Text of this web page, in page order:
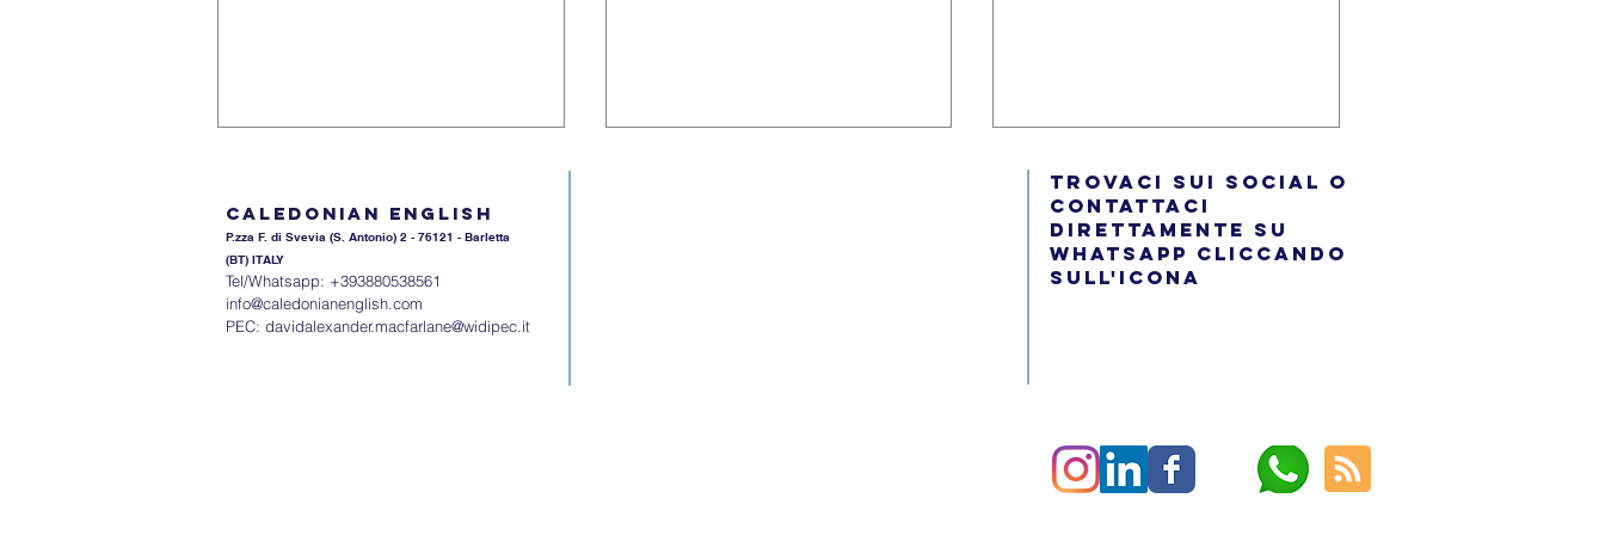
lo stress delle sillabe
parole inglese
Caledonian English
P.zza F. di Svevia (S. Antonio) 2 - 76121 - Barletta
(BT) ITALY
Tel/Whatsapp: +393880538561
info@caledonianenglish.com
PEC: davidalexander.macfarlane@widipec.it
trovaci sui social o
contattaci
direttamente su
whatsapp cliccando
sull'icona